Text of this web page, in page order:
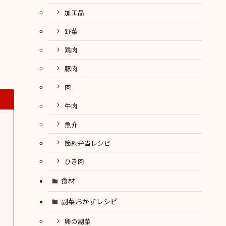
加工品
野菜
鶏肉
豚肉
肉
牛肉
魚介
節約弁当レシピ
ひき肉
食材
副菜おかずレシピ
卵の副菜